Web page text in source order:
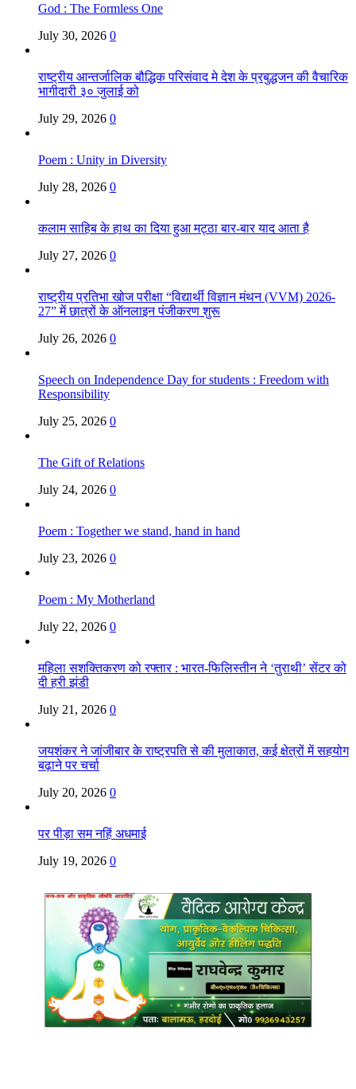
God : The Formless One
July 30, 2026 0
राष्ट्रीय आन्तर्जालिक बौद्धिक परिसंवाद मे देश के प्रबुद्धजन की वैचारिक
भागीदारी ३० जुलाई को
July 29, 2026 0
Poem : Unity in Diversity
July 28, 2026 0
कलाम साहिब के हाथ का दिया हुआ मट्ठा बार-बार याद आता है
July 27, 2026 0
राष्ट्रीय प्रतिभा खोज परीक्षा “विद्यार्थी विज्ञान मंथन (VVM) 2026-
27” में छात्रों के ऑनलाइन पंजीकरण शुरू
July 26, 2026 0
Speech on Independence Day for students : Freedom with
Responsibility
July 25, 2026 0
The Gift of Relations
July 24, 2026 0
Poem : Together we stand, hand in hand
July 23, 2026 0
Poem : My Motherland
July 22, 2026 0
महिला सशक्तिकरण को रफ्तार : भारत-फिलिस्तीन ने ‘तुराथी’ सेंटर को
दी हरी झंडी
July 21, 2026 0
जयशंकर ने जांजीबार के राष्ट्रपति से की मुलाकात, कई क्षेत्रों में सहयोग
बढ़ाने पर चर्चा
July 20, 2026 0
पर पीड़ा सम नहिं अधमाई
July 19, 2026 0